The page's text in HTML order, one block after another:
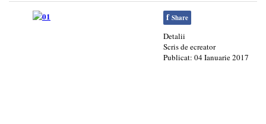
f Share
Detalii
Scris deecreator
Publicat: 04 Ianuarie 2017